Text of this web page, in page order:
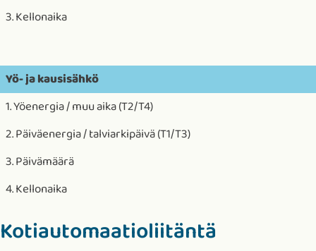
3. Kellonaika
Yö- ja kausisähkö
1. Yöenergia / muu aika (T2/T4)
2. Päiväenergia / talviarkipäivä (T1/T3)
3. Päivämäärä
4. Kellonaika
Kotiautomaatioliitäntä